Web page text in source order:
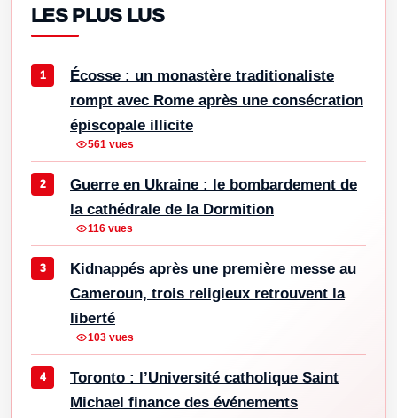
LES PLUS LUS
Écosse : un monastère traditionaliste
rompt avec Rome après une consécration
épiscopale illicite
561 vues
Guerre en Ukraine : le bombardement de
la cathédrale de la Dormition
116 vues
Kidnappés après une première messe au
Cameroun, trois religieux retrouvent la
liberté
103 vues
Toronto : l’Université catholique Saint
Michael finance des événements